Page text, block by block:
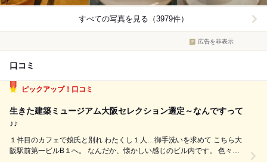
すべての写真を見る（3979件）
広告を非表示
口コミ
ピックアップ！口コミ
生きた建築ミュージアム大阪セレクション選定～なんですって
♪♪
１件目のカフェで娘氏と別れ わたくし１人…御手洗いを求めて こちら大
阪駅前第一ビルB１へ。 なんだか、懐かしい感じのビル内です。 色々な